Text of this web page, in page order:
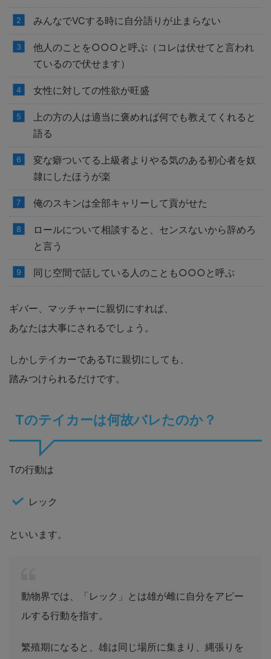
みんなでVCする時に自分語りが止まらない
他人のことを○○○と呼ぶ（コレは伏せてと言われ
ているので伏せます）
女性に対しての性欲が旺盛
上の方の人は適当に褒めれば何でも教えてくれると
語る
変な癖ついてる上級者よりやる気のある初心者を奴
隷にしたほうが楽
俺のスキンは全部キャリーして貢がせた
ロールについて相談すると、センスないから辞めろ
と言う
同じ空間で話している人のことも○○○と呼ぶ
ギバー、マッチャーに親切にすれば、
あなたは大事にされるでしょう。
しかしテイカーであるTに親切にしても、
踏みつけられるだけです。
Tのテイカーは何故バレたのか？
Tの行動は
レック
といいます。
動物界では、「レック」とは雄が雌に自分をアピー
ルする行動を指す。
繁殖期になると、雄は同じ場所に集まり、縄張りを